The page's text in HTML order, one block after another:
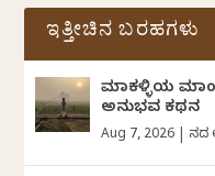
ಇತ್ತೀಚಿನ ಬರಹಗಳು
ಮಾಕಳ್ಳಿಯ
ಅನುಭವ ಕಥನ
Aug 7, 2026